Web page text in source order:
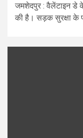
जमशेदपुर : वैलेंटाइन डे
की है। सड़क सुरक्षा के